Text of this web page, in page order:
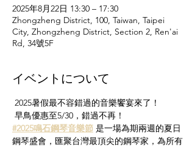
2025年8月22日 13:30 – 17:30
Zhongzheng District, 100, Taiwan, Taipei
City, Zhongzheng District, Section 2, Ren'ai
Rd, 34號5F
イベントについて
2025暑假最不容錯過的音樂饗宴來了！
早鳥優惠至5/30，錯過不再！
#2025鳴石鋼琴音樂節 是一場為期兩週的夏日
鋼琴盛會，匯聚台灣最頂尖的鋼琴家，為所有